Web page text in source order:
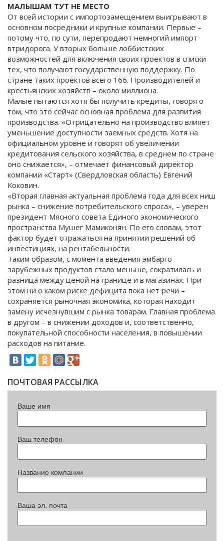
МАЛЫШАМ ТУТ НЕ МЕСТО
От всей истории с импортозамещением выигрывают в
основном посредники и крупные компании. Первые –
потому что, по сути, перепродают немногий импорт
втридорога. У вторых больше лоббистских
возможностей для включения своих проектов в списки
тех, что получают государственную поддержку. По
стране таких проектов всего 166. Производителей и
крестьянских хозяйств – около миллиона.
Малые пытаются хотя бы получить кредиты, говоря о
том, что это сейчас основная проблема для развития
производства. «Отрицательно на производство влияет
уменьшение доступности заемных средств. Хотя на
официальном уровне и говорят об увеличении
кредитования сельского хозяйства, в среднем по стране
оно снижается», – отмечает финансовый директор
компании «Старт» (Свердловская область) Евгений
Коковин.
«Вторая главная актуальная проблема года для всех ниш
рынка – снижение потребительского спроса», – уверен
президент Мясного совета Единого экономического
пространства Мушег Мамиконян. По его словам, этот
фактор будет отражаться на принятии решений об
инвестициях, на рентабельности.
Таким образом, с момента введения эмбарго
зарубежных продуктов стало меньше, сократилась и
разница между ценой на границе и в магазинах. При
этом ни о каком риске дефицита пока нет речи –
сохраняется рыночная экономика, которая находит
замену исчезнувшим с рынка товарам. Главная проблема
в другом – в снижении доходов и, соответственно,
покупательной способности населения, в повышении
расходов на питание.
ПОЧТОВАЯ РАССЫЛКА
Ваше имя
Ваш телефон
Название компании
Ваша эл. почта